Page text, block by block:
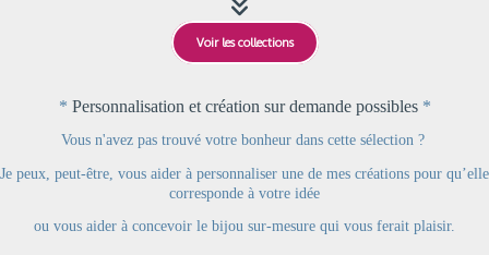

Voir les collections
* Personnalisation et création sur demande possibles *
Vous n'avez pas trouvé votre bonheur dans cette sélection ?
Je peux, peut-être, vous aider à personnaliser une de mes créations pour qu’elle
corresponde à votre idée
ou vous aider à concevoir le bijou sur-mesure qui vous ferait plaisir.